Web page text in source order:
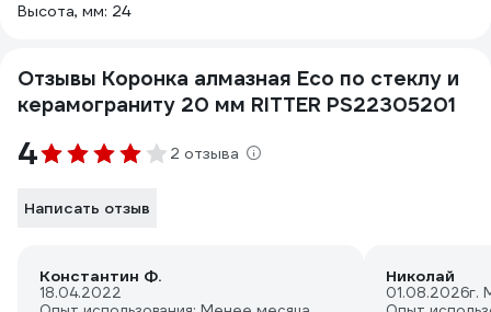
Высота, мм: 24
Отзывы Коронка алмазная Eco по стеклу и
керамограниту 20 мм RITTER PS22305201
4 2 отзыва
Написать отзыв
Константин Ф.
18.04.2022
Николай
01.08.2026г.